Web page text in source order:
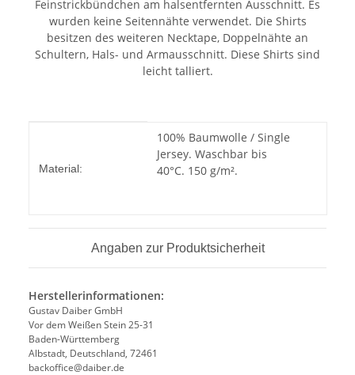
Feinstrickbündchen am halsentfernten Ausschnitt. Es
wurden keine Seitennähte verwendet. Die Shirts
besitzen des weiteren Necktape, Doppelnähte an
Schultern, Hals- und Armausschnitt. Diese Shirts sind
leicht talliert.
Material:
100% Baumwolle / Single
Jersey. Waschbar bis
40°C. 150 g/m².
Angaben zur Produktsicherheit
Herstellerinformationen:
Gustav Daiber GmbH
Vor dem Weißen Stein 25-31
Baden-Württemberg
Albstadt, Deutschland, 72461
backoffice@daiber.de